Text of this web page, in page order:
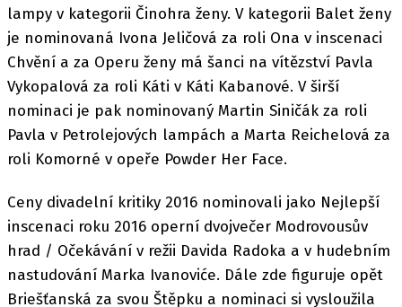
lampy v kategorii Činohra ženy. V kategorii Balet ženy
je nominovaná Ivona Jeličová za roli Ona v inscenaci
Chvění a za Operu ženy má šanci na vítězství Pavla
Vykopalová za roli Káti v Káti Kabanové. V širší
nominaci je pak nominovaný Martin Siničák za roli
Pavla v Petrolejových lampách a Marta Reichelová za
roli Komorné v opeře Powder Her Face.
Ceny divadelní kritiky 2016 nominovali jako Nejlepší
inscenaci roku 2016 operní dvojvečer Modrovousův
hrad / Očekávání v režii Davida Radoka a v hudebním
nastudování Marka Ivanoviće. Dále zde figuruje opět
Briešťanská za svou Štěpku a nominaci si vysloužila